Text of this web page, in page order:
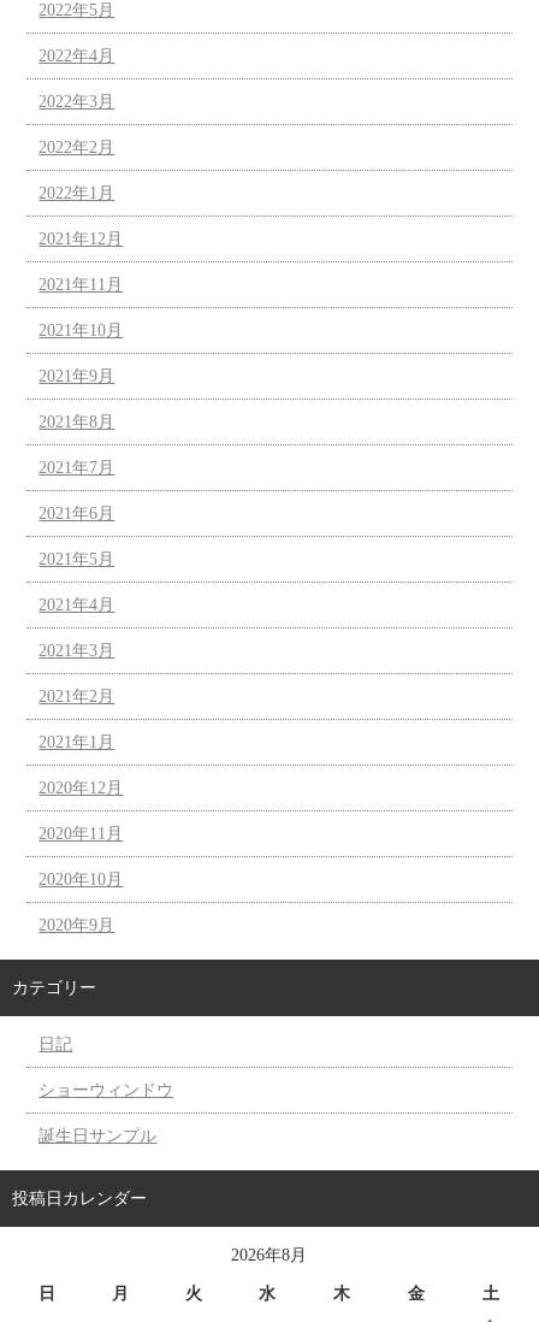
2022年5月
2022年4月
2022年3月
2022年2月
2022年1月
2021年12月
2021年11月
2021年10月
2021年9月
2021年8月
2021年7月
2021年6月
2021年5月
2021年4月
2021年3月
2021年2月
2021年1月
2020年12月
2020年11月
2020年10月
2020年9月
カテゴリー
日記
ショーウィンドウ
誕生日サンプル
投稿日カレンダー
2026年8月
日 月 火 水 木 金
土